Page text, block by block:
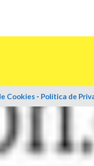
Cookies- Política de